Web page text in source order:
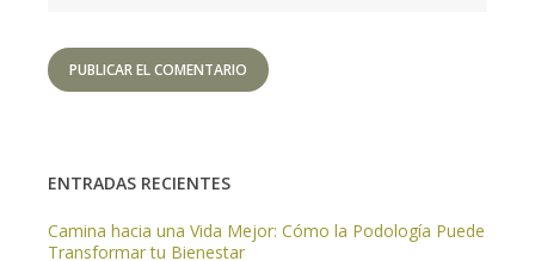
ENTRADAS RECIENTES
Camina hacia una Vida Mejor: Cómo la Podología Puede
Transformar tu Bienestar